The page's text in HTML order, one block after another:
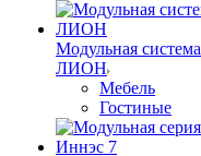
Модульная система
ЛИОН
Мебель
Гостиные